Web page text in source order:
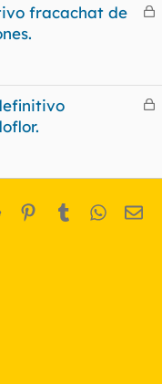
C
a
d
fracachat de
C
a
Reddit Pinterest
Tumblr